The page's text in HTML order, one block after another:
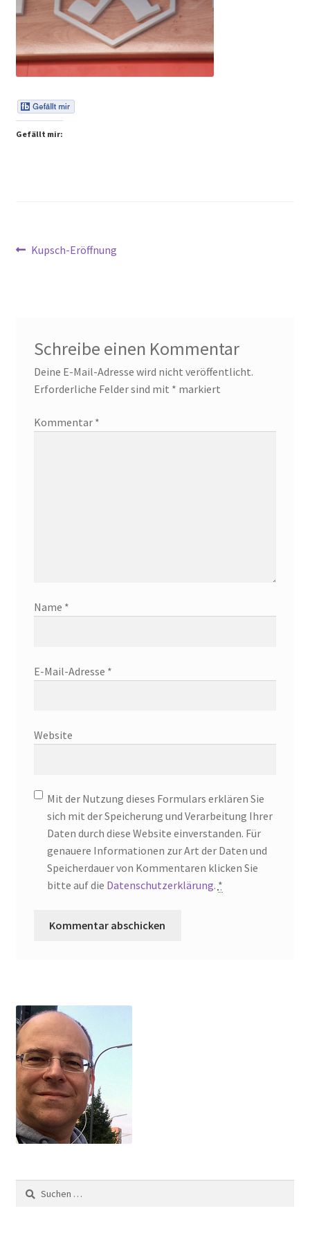
Peps Gedanken
Talks & Tratsch
Gefällt mir:
Beitragsnavigation
Vorheriger
Kupsch-Eröffnung
Schreibe einen Kommentar
Deine E-Mail-Adresse wird nicht veröffentlicht.
Erforderliche Felder sind mit * markiert
Kommentar *
Name *
E-Mail-Adresse *
Website
Mit der Nutzung dieses Formulars erklären Sie
sich mit der Speicherung und Verarbeitung Ihrer
Daten durch diese Website einverstanden. Für
genauere Informationen zur Art der Daten und
Speicherdauer von Kommentaren klicken Sie
bitte auf die Datenschutzerklärung. *
Suchen
nach: